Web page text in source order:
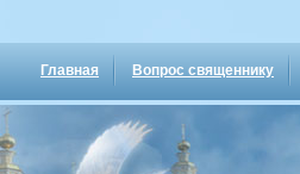
Главная Вопрос священнику